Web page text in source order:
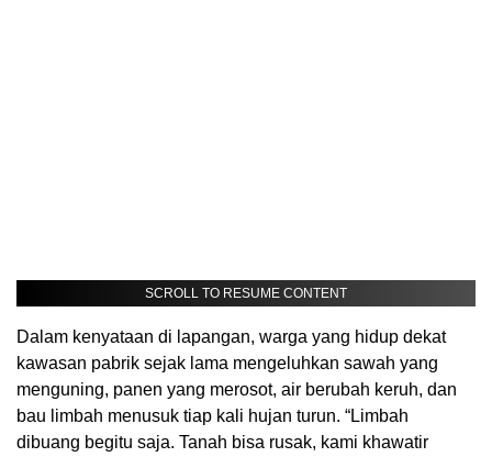
SCROLL TO RESUME CONTENT
Dalam kenyataan di lapangan, warga yang hidup dekat
kawasan pabrik sejak lama mengeluhkan sawah yang
menguning, panen yang merosot, air berubah keruh, dan
bau limbah menusuk tiap kali hujan turun. “Limbah
dibuang begitu saja. Tanah bisa rusak, kami khawatir